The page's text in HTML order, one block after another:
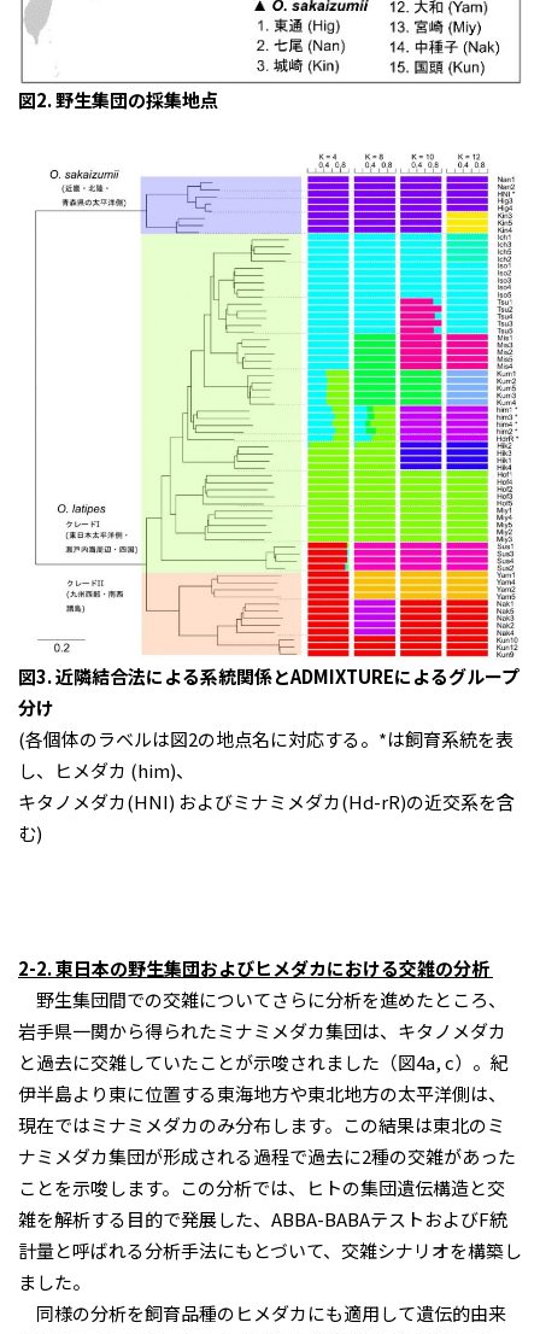
図2. 野生集団の採集地点
図3. 近隣結合法による系統関係とADMIXTUREによるグループ
分け
(各個体のラベルは図2の地点名に対応する。*は飼育系統を表
し、ヒメダカ (him)、
キタノメダカ(HNI) およびミナミメダカ(Hd-rR)の近交系を含
む)
2-2. 東日本の野生集団およびヒメダカにおける交雑の分析
野生集団間での交雑についてさらに分析を進めたところ、
岩手県一関から得られたミナミメダカ集団は、キタノメダカ
と過去に交雑していたことが示唆されました（図4a, c）。紀
伊半島より東に位置する東海地方や東北地方の太平洋側は、
現在ではミナミメダカのみ分布します。この結果は東北のミ
ナミメダカ集団が形成される過程で過去に2種の交雑があった
ことを示唆します。この分析では、ヒトの集団遺伝構造と交
雑を解析する目的で発展した、ABBA-BABAテストおよびF統
計量と呼ばれる分析手法にもとづいて、交雑シナリオを構築し
ました。
同様の分析を飼育品種のヒメダカにも適用して遺伝的由来